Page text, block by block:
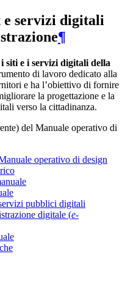
servizi digitali
¶
siti e i servizi digitali della
di lavoro dedicato alla
e ha l’obiettivo di fornire
la progettazione e la
verso la cittadinanza.
del Manuale operativo di
operativo di design
pubblici digitali
digitale (e-